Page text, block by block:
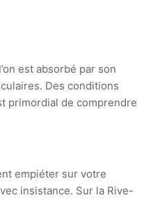
est absorbé par son
Des conditions
primordial de comprendre
empiéter sur votre
insistance. Sur la Rive-